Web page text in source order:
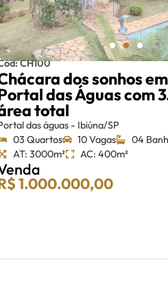
CH100
dos sonhos
das Águas com
total
das águas - Ibiúna/SP
03 Quartos
10 Vagas
04
AT: 3000m²
AC: 400m²
1.000.000,00